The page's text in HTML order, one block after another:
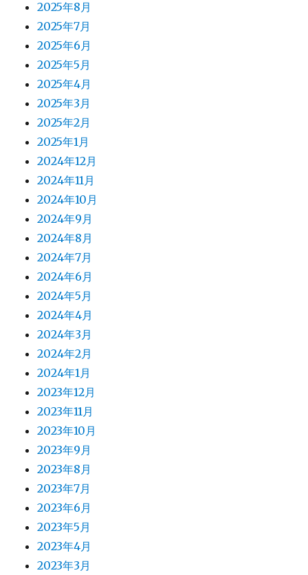
2025年8月
2025年7月
2025年6月
2025年5月
2025年4月
2025年3月
2025年2月
2025年1月
2024年12月
2024年11月
2024年10月
2024年9月
2024年8月
2024年7月
2024年6月
2024年5月
2024年4月
2024年3月
2024年2月
2024年1月
2023年12月
2023年11月
2023年10月
2023年9月
2023年8月
2023年7月
2023年6月
2023年5月
2023年4月
2023年3月